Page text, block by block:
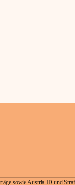
sowie Austria-ID und